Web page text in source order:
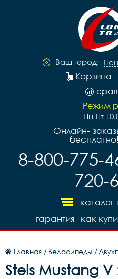
Ваш город:
Корзина
Режим
Пн-Пт
Онлайн-
8-800-775-
720-
каталог
как
гарантия
Главная / Велосипеды /
Stels Mustang V